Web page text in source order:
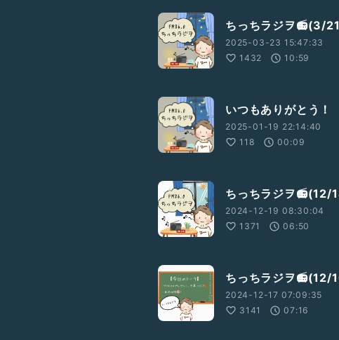
ちっちラジヲ📻(3/
2025-03-23 15:47:33
1432
10:59
いつもありがとう！
2025-01-19 22:14:40
118
00:09
ちっちラジヲ📻(12/
2024-12-19 08:30:04
1371
06:50
ちっちラジヲ📻(12/
2024-12-17 07:09:35
3141
07:16